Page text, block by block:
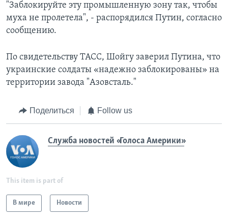
"Заблокируйте эту промышленную зону так, чтобы
муха не пролетела", - распорядился Путин, согласно
сообщению.
По свидетельству ТАСС, Шойгу заверил Путина, что
украинские солдаты «надежно заблокированы» на
территории завода "Азовсталь."
Поделиться Follow us
Служба новостей «Голоса Америки»
This item is part of
В мире Новости